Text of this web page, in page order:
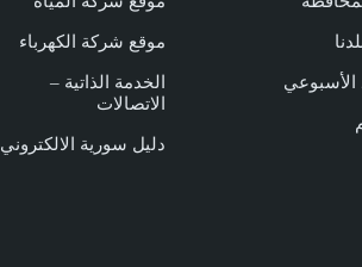
الأسبوعي
موقع شركة الكهرباء
الخدمة الذاتية –
الاتصالات
دليل سورية الالكتروني